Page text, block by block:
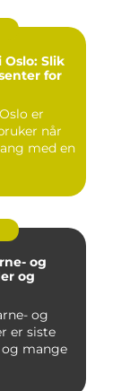
Slik
for
er
når
med en
og
og
og
er siste
mange